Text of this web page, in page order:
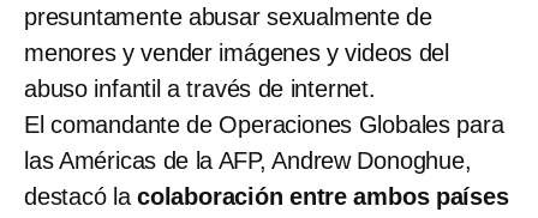
presuntamente abusar sexualmente de
menores y vender imágenes y videos del
abuso infantil a través de internet.
El comandante de Operaciones Globales para
las Américas de la AFP, Andrew Donoghue,
destacó lacolaboración entre ambos países